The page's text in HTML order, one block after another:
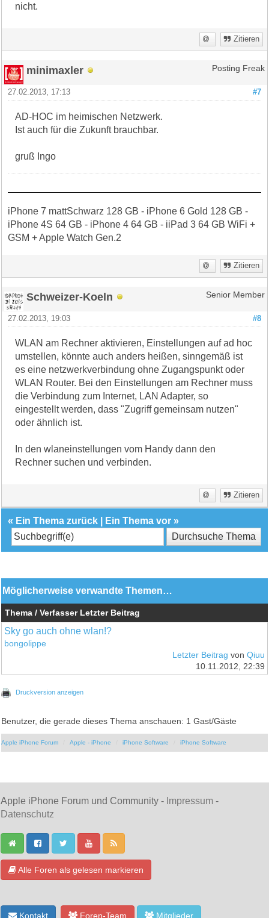
nicht.
Zitieren
minimaxler Posting Freak
#7
27.02.2013, 17:13
AD-HOC im heimischen Netzwerk.
Ist auch für die Zukunft brauchbar.
gruß Ingo
iPhone 7 mattSchwarz 128 GB - iPhone 6 Gold 128 GB -
iPhone 4S 64 GB - iPhone 4 64 GB - iiPad 3 64 GB WiFi +
GSM + Apple Watch Gen.2
Zitieren
Schweizer-Koeln Senior Member
#8
27.02.2013, 19:03
WLAN am Rechner aktivieren, Einstellungen auf ad hoc
umstellen, könnte auch anders heißen, sinngemäß ist
es eine netzwerkverbindung ohne Zugangspunkt oder
WLAN Router. Bei den Einstellungen am Rechner muss
die Verbindung zum Internet, LAN Adapter, so
eingestellt werden, dass "Zugriff gemeinsam nutzen"
oder ähnlich ist.
In den wlaneinstellungen vom Handy dann den
Rechner suchen und verbinden.
Zitieren
« Ein Thema zurück Ein Thema vor »
Möglicherweise verwandte Themen…
Thema / Verfasser Letzter Beitrag
Sky go auch ohne wlan!?
bongolippe
Letzter Beitrag von Qiuu
10.11.2012, 22:39
Druckversion anzeigen
Benutzer, die gerade dieses Thema anschauen: 1 Gast/Gäste
Apple iPhone Forum Apple - iPhone iPhone Software iPhone Software
Apple iPhone Forum und Community - Impressum -
Datenschutz
Alle Foren als gelesen markieren
Kontakt Foren-Team Mitglieder